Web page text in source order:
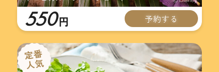
550 円 予約する